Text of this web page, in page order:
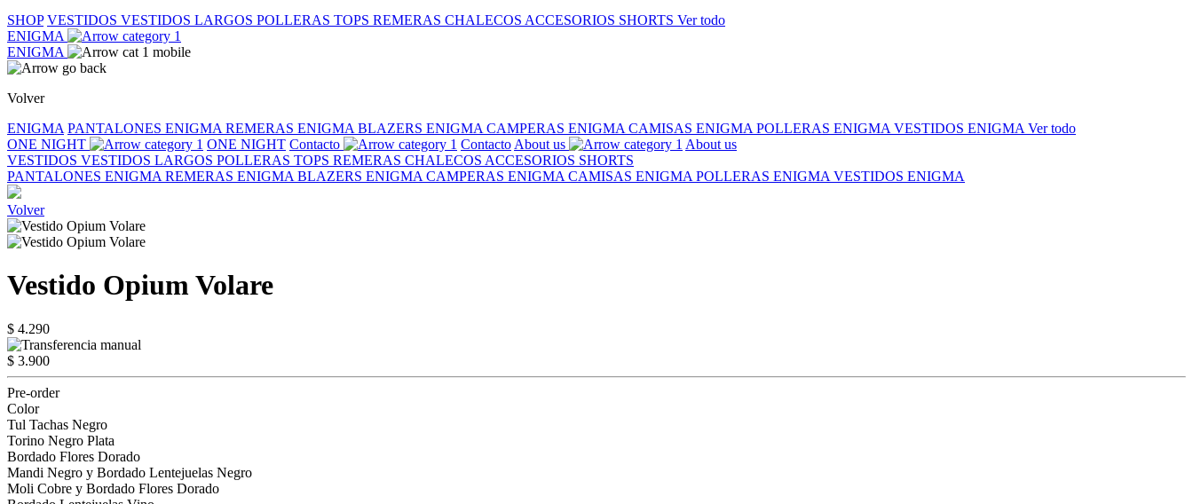
SHOP VESTIDOS VESTIDOS LARGOS POLLERAS TOPS REMERAS CHALECOS ACCESORIOS SHORTS Ver todo
ENIGMA
ENIGMA
Volver
ENIGMA PANTALONES ENIGMA REMERAS ENIGMA BLAZERS ENIGMA CAMPERAS ENIGMA CAMISAS ENIGMA POLLERAS ENIGMA VESTIDOS ENIGMA Ver todo
ONE NIGHT
ONE NIGHT Contacto Contacto About us
About us
VESTIDOS VESTIDOS LARGOS POLLERAS TOPS REMERAS CHALECOS ACCESORIOS SHORTS
PANTALONES ENIGMA REMERAS ENIGMA BLAZERS ENIGMA CAMPERAS ENIGMA CAMISAS ENIGMA POLLERAS ENIGMA VESTIDOS ENIGMA
Volver
Vestido Opium Volare
$ 4.290
$ 3.900
Pre-order
Color
Tul Tachas Negro
Torino Negro Plata
Bordado Flores Dorado
Mandi Negro y Bordado Lentejuelas Negro
Moli Cobre y Bordado Flores Dorado